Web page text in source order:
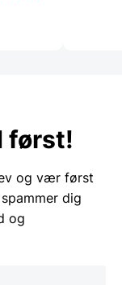
først!
og vær først
dig
og